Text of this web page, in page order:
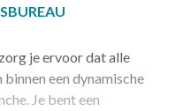
je ervoor dat alle
een dynamische
Je bent een